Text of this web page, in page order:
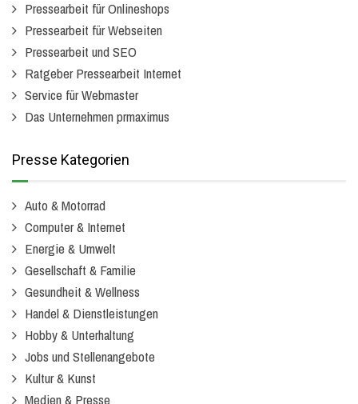
Pressearbeit für Onlineshops
Pressearbeit für Webseiten
Pressearbeit und SEO
Ratgeber Pressearbeit Internet
Service für Webmaster
Das Unternehmen prmaximus
Presse Kategorien
Auto & Motorrad
Computer & Internet
Energie & Umwelt
Gesellschaft & Familie
Gesundheit & Wellness
Handel & Dienstleistungen
Hobby & Unterhaltung
Jobs und Stellenangebote
Kultur & Kunst
Medien & Presse